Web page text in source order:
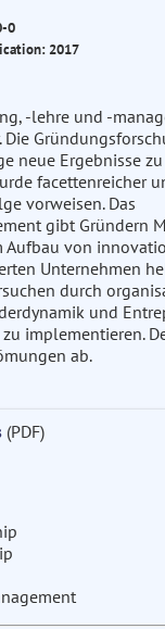
0
2017
-lehre und -
Die
neue Ergebnisse
facettenreicher
vorweisen. Das
gibt Gründern
Aufbau von
Unternehmen
durch
und
implementieren.
ab.
(PDF)